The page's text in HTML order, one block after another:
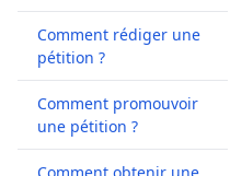
Comment rédiger une
pétition ?
Comment promouvoir
une pétition ?